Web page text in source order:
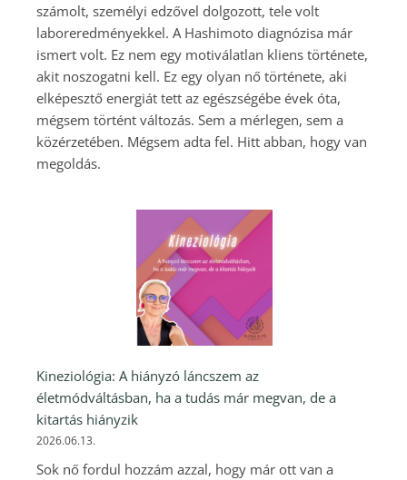
számolt, személyi edzővel dolgozott, tele volt
laboreredményekkel. A Hashimoto diagnózisa már
ismert volt. Ez nem egy motiválatlan kliens története,
akit noszogatni kell. Ez egy olyan nő története, aki
elképesztő energiát tett az egészségébe évek óta,
mégsem történt változás. Sem a mérlegen, sem a
közérzetében. Mégsem adta fel. Hitt abban, hogy van
megoldás.
Kineziológia: A hiányzó láncszem az
életmódváltásban, ha a tudás már megvan, de a
kitartás hiányzik
2026.06.13.
Sok nő fordul hozzám azzal, hogy már ott van a